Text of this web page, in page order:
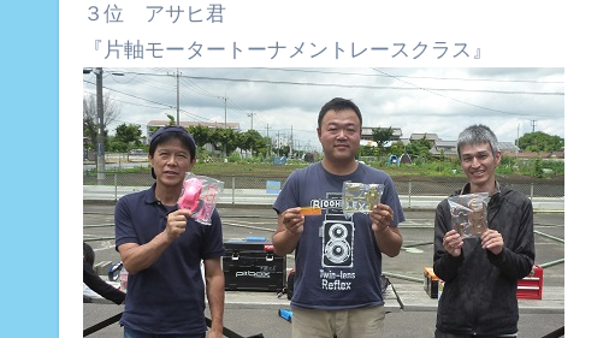
３位 アサヒ君
『片軸モータートーナメントレースクラス』